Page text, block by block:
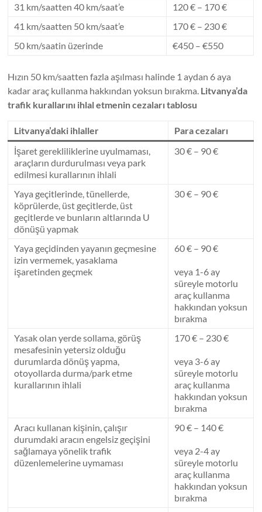
31 km/saatten 40 km/saat’e
120 € – 170 €
41 km/saatten 50 km/saat’e
170 € – 230 €
50 km/saatin üzerinde
€450 – €550
Hızın 50 km/saatten fazla aşılması halinde 1 aydan 6 aya
kadar araç kullanma hakkından yoksun bırakma. Litvanya’da
trafik kurallarını ihlal etmenin cezaları tablosu
Litvanya’daki ihlaller
Para cezaları
İşaret gerekliliklerine uyulmaması,
araçların durdurulması veya park
edilmesi kurallarının ihlali
30 € – 90 €
Yaya geçitlerinde, tünellerde,
köprülerde, üst geçitlerde, üst
geçitlerde ve bunların altlarında U
dönüşü yapmak
30 € – 90 €
Yaya geçidinden yayanın geçmesine
izin vermemek, yasaklama
işaretinden geçmek
60 € – 90 €
veya 1-6 ay
süreyle motorlu
araç kullanma
hakkından yoksun
bırakma
Yasak olan yerde sollama, görüş
mesafesinin yetersiz olduğu
durumlarda dönüş yapma,
otoyollarda durma/park etme
kurallarının ihlali
170 € – 230 €
veya 3-6 ay
süreyle motorlu
araç kullanma
hakkından yoksun
bırakma
Aracı kullanan kişinin, çalışır
durumdaki aracın engelsiz geçişini
sağlamaya yönelik trafik
düzenlemelerine uymaması
90 € – 140 €
veya 2-4 ay
süreyle motorlu
araç kullanma
hakkından yoksun
bırakma